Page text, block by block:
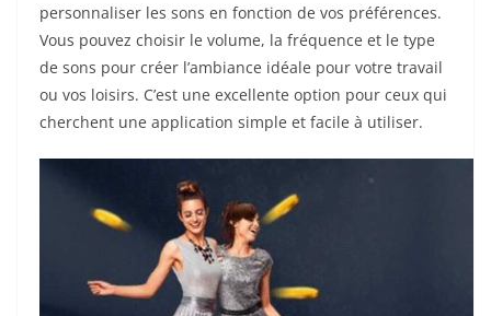
personnaliser les sons en fonction de vos préférences.
Vous pouvez choisir le volume, la fréquence et le type
de sons pour créer l’ambiance idéale pour votre travail
ou vos loisirs. C’est une excellente option pour ceux qui
cherchent une application simple et facile à utiliser.